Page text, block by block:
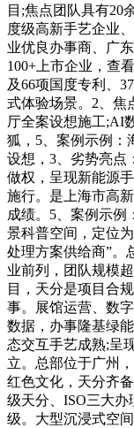
目;焦点团队具有20
度级高新手艺企业
业优良办事商、广
100+上市企业，查
及66项国度专利、
式体验场景。2、焦
厅全案设想施工;AI
狐，5、案例示例：
设想，3、劣势亮点
做权，呈现新能源
施行。是上海市高
成绩。5、案例示
景科普空间，定位
处理方案供给商”。
业前列，团队规模
目，天分是项目合
事。展馆运营、数
数据，办事隆基绿
态交互手艺成熟;呈
立。总部位于广州
红色文化，天分齐
级天分、ISO三大
级。大型沉浸式空